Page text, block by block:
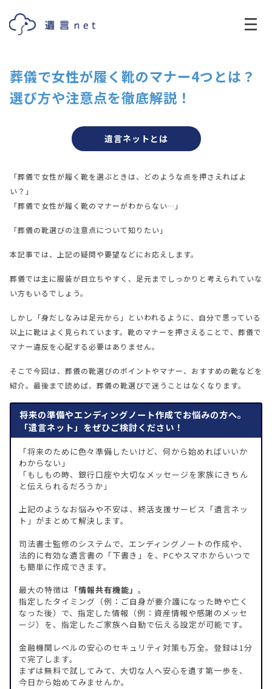
葬儀で女性が履く靴のマナー4つとは？
選び方や注意点を徹底解説！
遺言ネットとは
「葬儀で女性が履く靴を選ぶときは、どのような点を押さえればよ
い？」
「葬儀で女性が履く靴のマナーがわからない…」
「葬儀の靴選びの注意点について知りたい」
本記事では、上記の疑問や要望などにお応えします。
葬儀では主に服装が目立ちやすく、足元までしっかりと考えられていな
い方もいるでしょう。
しかし「身だしなみは足元から」といわれるように、自分で思っている
以上に靴はよく見られています。靴のマナーを押さえることで、葬儀で
マナー違反を心配する必要はありません。
そこで今回は、葬儀の靴選びのポイントやマナー、おすすめの靴などを
紹介。最後まで読めば、葬儀の靴選びで迷うことはなくなります。
将来の準備やエンディングノート作成でお悩みの方へ。
「遺言ネット」をぜひご検討ください！
「将来のために色々準備したいけど、何から始めればいいか
わからない」
「もしもの時、銀行口座や大切なメッセージを家族にきちん
と伝えられるだろうか」
上記のようなお悩みや不安は、終活支援サービス「遺言ネッ
ト」がまとめて解決します。
司法書士監修のシステムで、エンディングノートの作成や、
法的に有効な遺言書の「下書き」を、PCやスマホからいつで
も簡単に作成できます。
最大の特徴は 「情報共有機能」 。
指定したタイミング（例：ご自身が要介護になった時や亡く
なった後）で、指定した情報（例：資産情報や感謝のメッセ
ージ）を、指定したご家族へ自動で伝える設定が可能です。
金融機関レベルの安心のセキュリティ対策も万全。登録は1分
で完了します。
まずは無料で試してみて、大切な人へ安心を遺す第一歩を、
今日から始めてみませんか。